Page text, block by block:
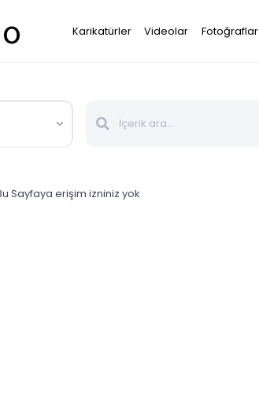
Karikatürler Videolar Fotoğraflar
Sayfaya erişim izniniz yok